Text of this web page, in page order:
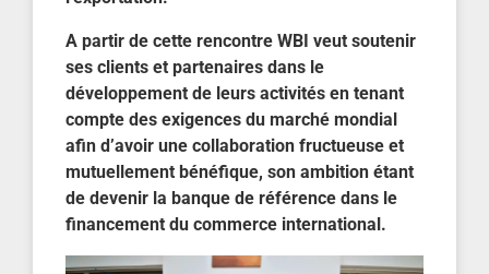
A partir de cette rencontre WBI veut soutenir
ses clients et partenaires dans le
développement de leurs activités en tenant
compte des exigences du marché mondial
afin d’avoir une collaboration fructueuse et
mutuellement bénéfique, son ambition étant
de devenir la banque de référence dans le
financement du commerce international.